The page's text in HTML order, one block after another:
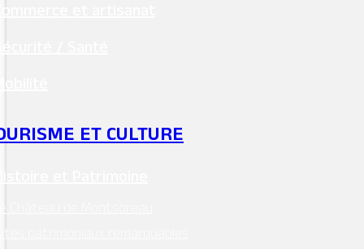
et artisanat
/ Santé
ET CULTURE
et Patrimoine
Château de Montsoreau
patrimoniaux remarquables